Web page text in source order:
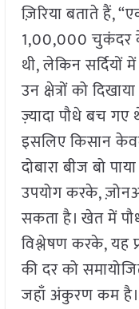
ज़िरिया बताते हैं,
1,00,000 चुकंदर
थी, लेकिन
उन क्षेत्रों को
ज़्यादा पौधे बच
इसलिए किसान
दोबारा बीज बो
उपयोग करके,
सकता है। खेत में
विश्लेषण करके, यह
की दर को
जहाँ अंकुरण कम